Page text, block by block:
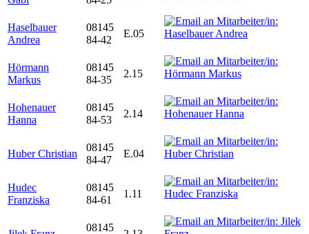
Haselbauer
Andrea
08145
84-42
E.05
Hörmann
Markus
08145
84-35
2.15
Hohenauer
Hanna
08145
84-53
2.14
Huber Christian
08145
84-47
E.04
Hudec
Franziska
08145
84-61
1.11
08145